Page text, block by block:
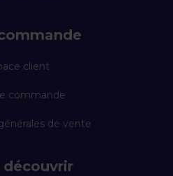
client
commande
de vente
découvrir